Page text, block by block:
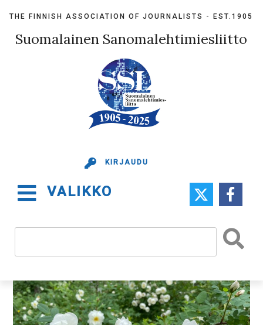
content
THE FINNISH ASSOCIATION OF JOURNALISTS - EST.1905
Suomalainen Sanomalehtimiesliitto
KIRJAUDU
VALIKKO